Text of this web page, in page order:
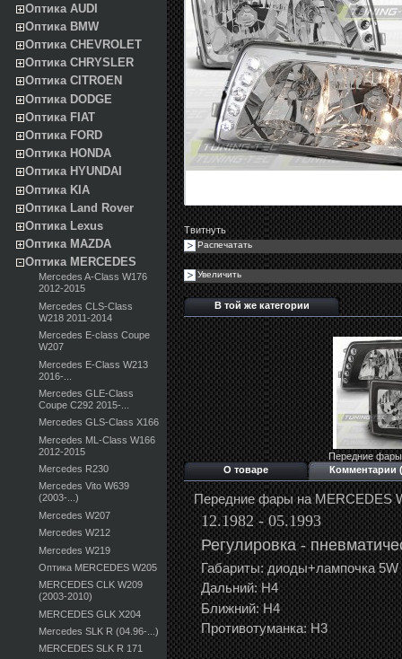
Оптика AUDI
Оптика BMW
Оптика CHEVROLET
Оптика CHRYSLER
Оптика CITROEN
Оптика DODGE
Оптика FIAT
Оптика FORD
Оптика HONDA
Оптика HYUNDAI
Оптика KIA
Оптика Land Rover
Оптика Lexus
Оптика MAZDA
Оптика MERCEDES
Mercedes A-Class W176
2012-2015
Mercedes CLS-Class
W218 2011-2014
Mercedes E-class Coupe
W207
Mercedes E-Class W213
2016-...
Mercedes GLE-Class
Coupe C292 2015-...
Mercedes GLS-Class X166
Mercedes ML-Class W166
2012-2015
Mercedes R230
Mercedes Vito W639
(2003-...)
Mercedes W207
Mercedes W212
Mercedes W219
Оптика MERCEDES W205
MERCEDES CLK W209
(2003-2010)
MERCEDES GLK X204
Mercedes SLK R (04.96-...)
MERCEDES SLK R 171
Твитнуть
Распечатать
Увеличить
В той же категории
Передние фары
О товаре
Комментарии
Передние фары на MERCEDES
12.1982 - 05.1993
Регулировка -
Габариты: диоды+лампочка 5W
Дальний: Н4
Ближний: Н4
Противотуманка: Н3